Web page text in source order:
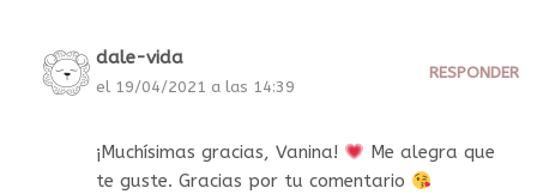
dale-vida
el 19/04/2021 a las 14:39
RESPONDER
¡Muchísimas gracias, Vanina!
Me alegra que
te guste. Gracias por tu comentario